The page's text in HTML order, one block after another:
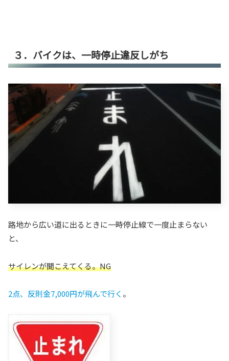
３．バイクは、一時停止違反しがち
路地から広い道に出るときに一時停止線で一度止まらない
と、
サイレンが聞こえてくる。NG
2点、反則金7,000円が飛んで行く 。